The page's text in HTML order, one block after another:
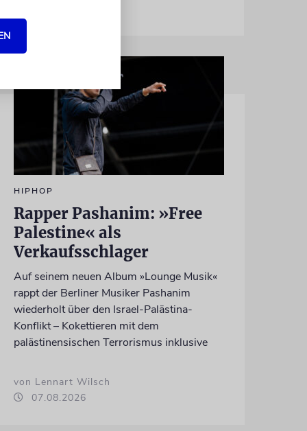
HIPHOP
Rapper Pashanim: »Free
Palestine« als
Verkaufsschlager
Auf seinem neuen Album »Lounge Musik«
rappt der Berliner Musiker Pashanim
wiederholt über den Israel-Palästina-
Konflikt – Kokettieren mit dem
palästinensischen Terrorismus inklusive
von Lennart Wilsch
07.08.2026